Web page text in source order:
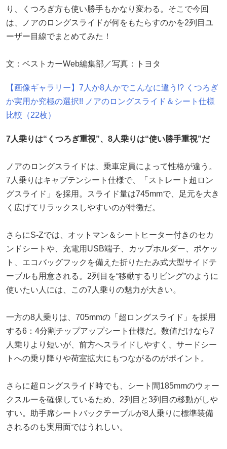
り、くつろぎ方も使い勝手もかなり変わる。そこで今回
は、ノアのロングスライドが何をもたらすのかを2列目ユ
ーザー目線でまとめてみた！
文：ベストカーWeb編集部／写真：トヨタ
【画像ギャラリー】7人か8人かでこんなに違う!? くつろぎ
か実用か究極の選択!! ノアのロングスライド＆シート仕様
比較（22枚）
7人乗りは“くつろぎ重視”、8人乗りは“使い勝手重視”だ
ノアのロングスライドは、乗車定員によって性格が違う。
7人乗りはキャプテンシート仕様で、「ストレート超ロン
グスライド」を採用。スライド量は745mmで、足元を大き
く広げてリラックスしやすいのが特徴だ。
さらにS-Zでは、オットマン＆シートヒーター付きのセカ
ンドシートや、充電用USB端子、カップホルダー、ポケッ
ト、エコバッグフックを備えた折りたたみ式大型サイドテ
ーブルも用意される。2列目を“移動するリビング”のように
使いたい人には、この7人乗りの魅力が大きい。
一方の8人乗りは、705mmの「超ロングスライド」を採用
する6：4分割チップアップシート仕様だ。数値だけなら7
人乗りより短いが、前方へスライドしやすく、サードシー
トへの乗り降りや荷室拡大にもつながるのがポイント。
さらに超ロングスライド時でも、シート間185mmのウォー
クスルーを確保しているため、2列目と3列目の移動がしや
すい。助手席シートバックテーブルが8人乗りに標準装備
されるのも実用面ではうれしい。